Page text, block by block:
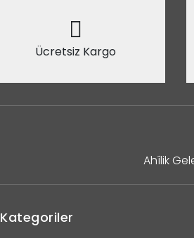
Ücretsiz Kargo
Ahîlik
Kategoriler